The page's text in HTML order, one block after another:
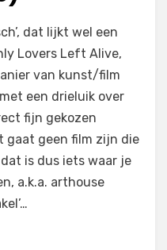
dat lijkt wel een
Lovers Left Alive,
van kunst/film
een drieluik over
fijn gekozen
gaat geen film zijn die
is dus iets waar je
a.k.a. arthouse